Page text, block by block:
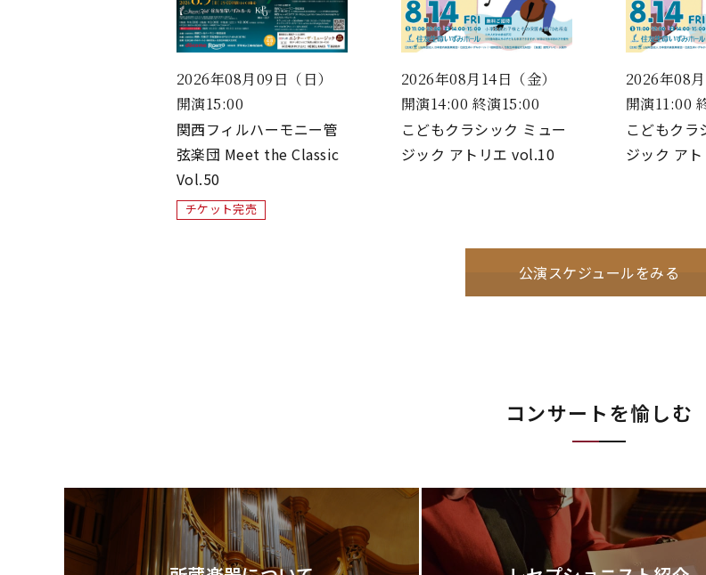
2026年08月09日（日）
開演15:00
関西フィルハーモニー管
弦楽団 Meet the Classic
Vol.50
チケット完売
2026年08月14日（金）
開演14:00 終演15:00
こどもクラシック ミュー
ジック アトリエ vol.10
2026年08月
開演11:00
こどもクラ
ジック ア
公演スケジュールをみる
コンサートを愉しむ